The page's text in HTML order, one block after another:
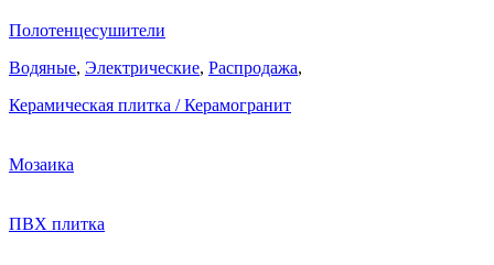
Полотенцесушители
Водяные, Электрические, Распродажа,
Керамическая плитка / Керамогранит
Мозаика
ПВХ плитка